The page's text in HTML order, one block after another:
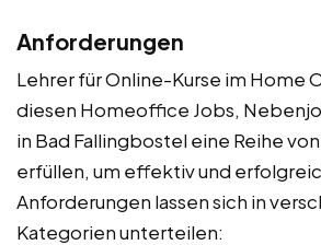
Anforderungen
Lehrer für Online-Kurse im Home
diesen Homeoffice Jobs,
in Bad Fallingbostel eine Reihe
erfüllen, um effektiv und
Anforderungen lassen sich in
Kategorien unterteilen: